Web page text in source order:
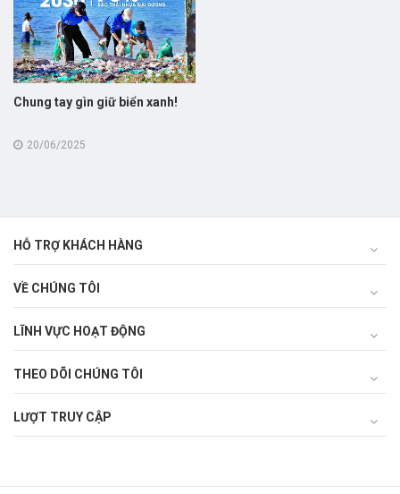
Chung tay gìn giữ biển xanh!
20/06/2025
HỖ TRỢ KHÁCH HÀNG
VỀ CHÚNG TÔI
LĨNH VỰC HOẠT ĐỘNG
THEO DÕI CHÚNG TÔI
LƯỢT TRUY CẬP